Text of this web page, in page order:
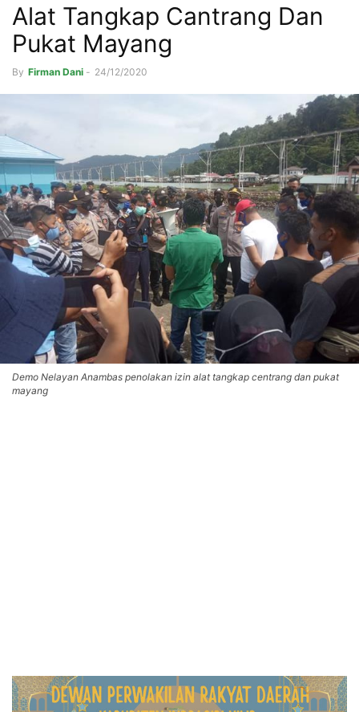
Alat Tangkap Cantrang Dan
Pukat Mayang
By Firman Dani - 24/12/2020
Demo Nelayan Anambas penolakan izin alat tangkap centrang dan pukat
mayang